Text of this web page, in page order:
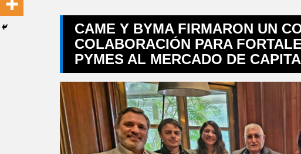
CAME Y BYMA FIRMARON UN
COLABORACIÓN PARA
PYMES AL MERCADO DE